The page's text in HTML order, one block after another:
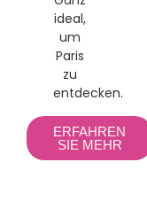
ideal,
um
Paris
zu
entdecken.
ERFAHREN
SIE MEHR